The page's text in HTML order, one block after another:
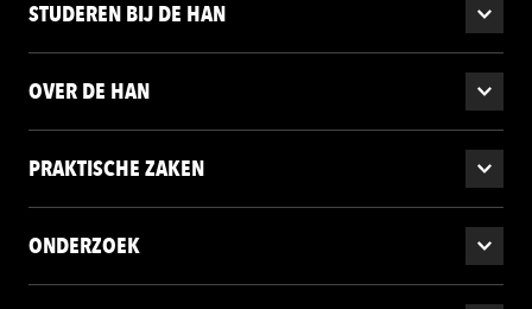
STUDEREN BIJ DE HAN
OVER DE HAN
PRAKTISCHE ZAKEN
ONDERZOEK